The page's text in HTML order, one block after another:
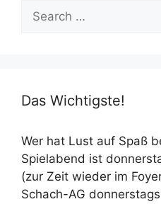
Search
for:
Das Wichtigste!
Wer hat Lust auf Spaß
Spielabend ist
(zur Zeit wieder im
Schach-AG